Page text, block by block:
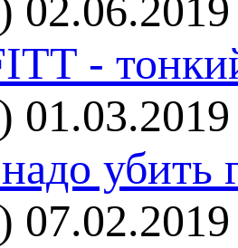
02.06.2019
-
01.03.2019
убить
07.02.2019